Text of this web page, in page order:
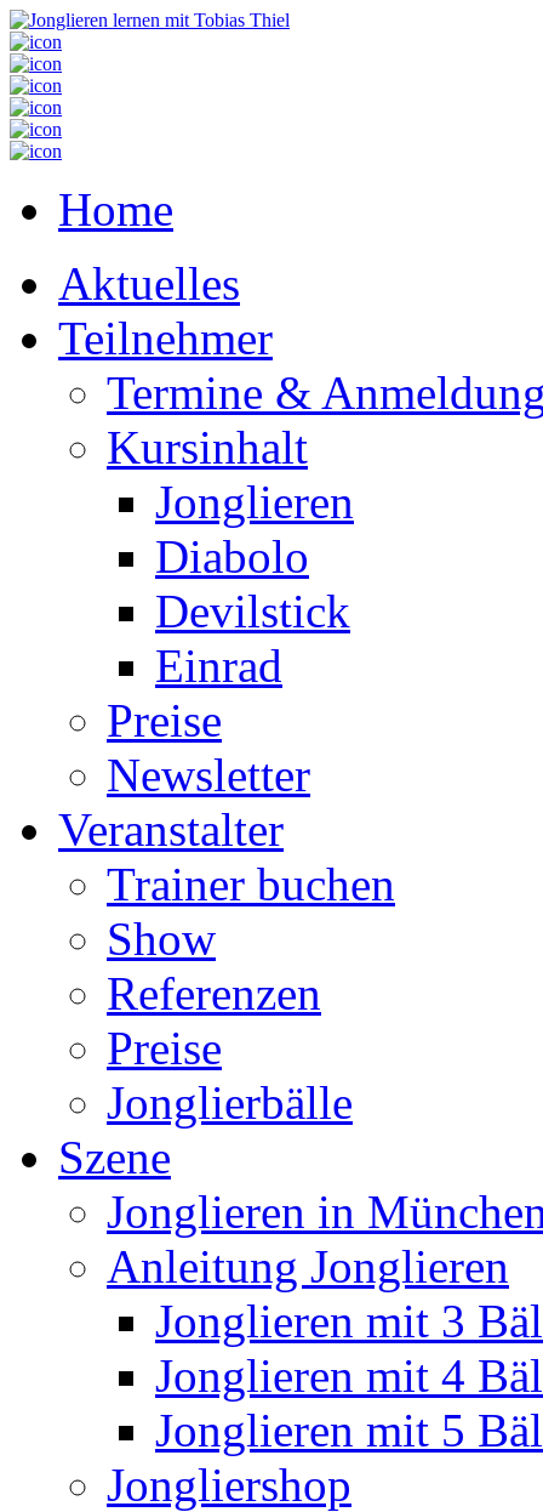
Home
Aktuelles
Teilnehmer
Termine &
Kursinhalt
Jonglieren
Diabolo
Devilstick
Einrad
Preise
Newsletter
Veranstalter
Trainer buchen
Show
Referenzen
Preise
Jonglierbälle
Szene
Jonglieren in
Anleitung Jonglieren
Jonglieren mit 3
Jonglieren mit 4
Jonglieren mit 5
Jongliershop